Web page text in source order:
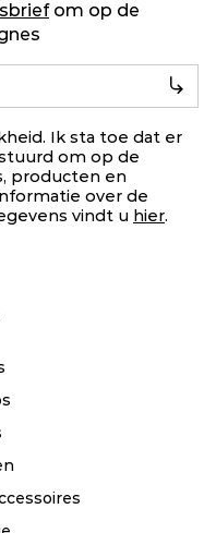
om op de
Ik sta toe dat er
om op de
producten en
over de
vindt u hier.